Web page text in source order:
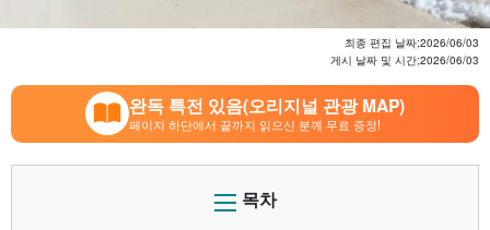
최종 편집 날짜;2026/06/03
게시 날짜 및 시간;2026/06/03
완독 특전 있음(오리지널 관광 MAP)
페이지 하단에서 끝까지 읽으신 분께 무료 증정!
목차